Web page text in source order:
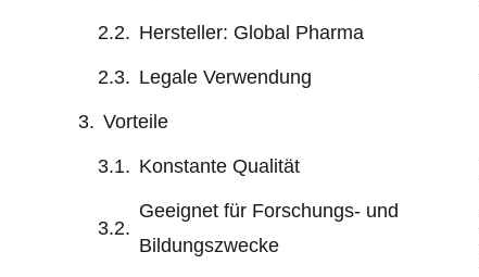
Hersteller: Global Pharma
Legale Verwendung
Vorteile
Konstante Qualität
Geeignet für Forschungs- und
Bildungszwecke